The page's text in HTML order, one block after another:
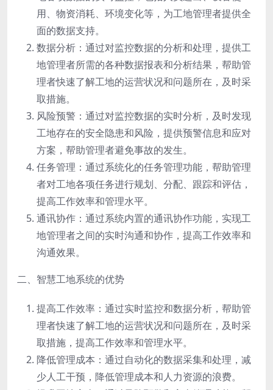
用、物资消耗、环境变化等，为工地管理者提供全
面的数据支持。
数据分析：通过对监控数据的分析和处理，提供工
地管理者所需的各种数据报表和分析结果，帮助管
理者快速了解工地的运营状况和问题所在，及时采
取措施。
风险预警：通过对监控数据的实时分析，及时发现
工地存在的安全隐患和风险，提供预警信息和应对
方案，帮助管理者避免事故的发生。
任务管理：通过系统化的任务管理功能，帮助管理
者对工地各项任务进行规划、分配、跟踪和评估，
提高工作效率和管理水平。
通讯协作：通过系统内置的通讯协作功能，实现工
地管理者之间的实时沟通和协作，提高工作效率和
沟通效果。
二、智慧工地系统的优势
提高工作效率：通过实时监控和数据分析，帮助管
理者快速了解工地的运营状况和问题所在，及时采
取措施，提高工作效率和管理水平。
降低管理成本：通过自动化的数据采集和处理，减
少人工干预，降低管理成本和人力资源的浪费。